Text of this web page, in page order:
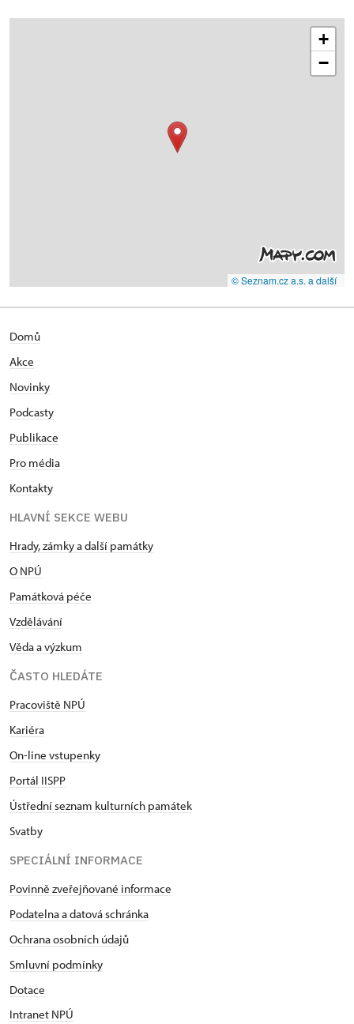
+
−
© Seznam.cz a.s. a další
Domů
Akce
Novinky
Podcasty
Publikace
Pro média
Kontakty
HLAVNÍ SEKCE WEBU
Hrady, zámky a další památky
O NPÚ
Památková péče
Vzdělávání
Věda a výzkum
ČASTO HLEDÁTE
Pracoviště NPÚ
Kariéra
On-line vstupenky
Portál IISPP
Ústřední seznam kulturních památek
Svatby
SPECIÁLNÍ INFORMACE
Povinně zveřejňované informace
Podatelna a datová schránka
Ochrana osobních údajů
Smluvní podmínky
Dotace
Intranet NPÚ